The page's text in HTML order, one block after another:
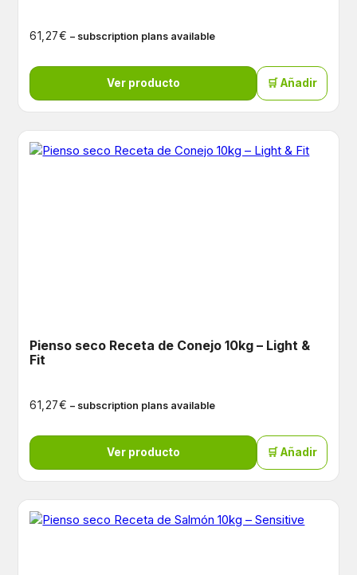
61,27€ – subscription plans available
Ver producto 🛒 Añadir
Pienso seco Receta de Conejo 10kg – Light &
Fit
61,27€ – subscription plans available
Ver producto 🛒 Añadir